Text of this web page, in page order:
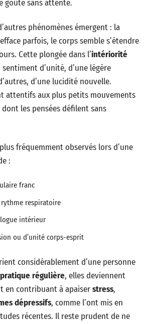
goûte sans attente.
phénomènes émergent : la
parfois, le corps semble s’étendre
Cette plongée dans l’intériorité
sentiment d’unité, d’une légère
d’une lucidité nouvelle.
attentifs aux plus petits mouvements
les pensées défilent sans
fréquemment observés lors d’une
:
franc
respiratoire
intérieur
ou d’unité corps-esprit
considérablement d’une personne
pratique régulière, elles deviennent
en contribuant à apaiserstress,
dépressifs, comme l’ont mis en
récentes. Il reste prudent de ne